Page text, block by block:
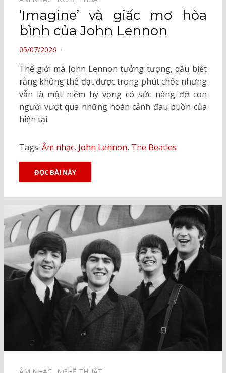
‘Imagine’ và giấc mơ hòa
bình của John Lennon
POSTED
05/07/2026
Thế giới mà John Lennon tưởng tượng, dẫu biết
rằng không thể đạt được trong phút chốc nhưng
vẫn là một niềm hy vọng có sức nâng đỡ con
người vượt qua những hoàn cảnh đau buồn của
hiện tại.
Tags: Âm nhạc, John Lennon, The Beatles
ĐỌC BÀI NÀY